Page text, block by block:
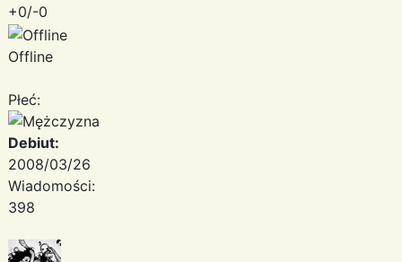
+0/-0
Offline
Płeć:
Debiut:
2008/03/26
Wiadomości:
398